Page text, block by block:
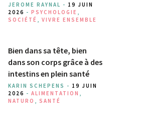
JEROME RAYNAL - 19 JUIN
2026 - PSYCHOLOGIE
SOCIÉTÉ
VIVRE ENSEMBLE
Bien dans sa tête, bien
dans son corps grâce à des
intestins en plein santé
KARIN SCHEPENS - 19 JUIN
2026 - ALIMENTATION
NATURO
SANTÉ